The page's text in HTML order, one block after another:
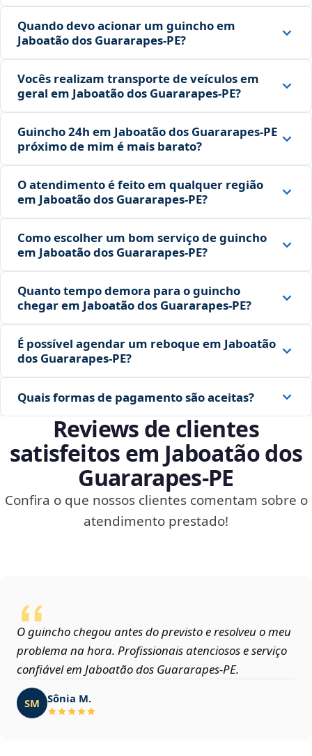
Quando devo acionar um guincho em
Jaboatão dos Guararapes‑PE?
Vocês realizam transporte de veículos em
geral em Jaboatão dos Guararapes‑PE?
Guincho 24h em Jaboatão dos Guararapes‑PE
próximo de mim é mais barato?
O atendimento é feito em qualquer região
em Jaboatão dos Guararapes‑PE?
Como escolher um bom serviço de guincho
em Jaboatão dos Guararapes‑PE?
Quanto tempo demora para o guincho
chegar em Jaboatão dos Guararapes‑PE?
É possível agendar um reboque em Jaboatão
dos Guararapes‑PE?
Quais formas de pagamento são aceitas?
Reviews de clientes
satisfeitos em Jaboatão dos
Guararapes‑PE
Confira o que nossos clientes comentam sobre o
atendimento prestado!
O guincho chegou antes do previsto e resolveu o meu
problema na hora. Profissionais atenciosos e serviço
confiável em Jaboatão dos Guararapes‑PE.
SM Sônia M.